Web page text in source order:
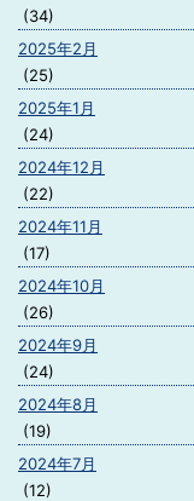
(34)
2025年2月
(25)
2025年1月
(24)
2024年12月
(22)
2024年11月
(17)
2024年10月
(26)
2024年9月
(24)
2024年8月
(19)
2024年7月
(12)